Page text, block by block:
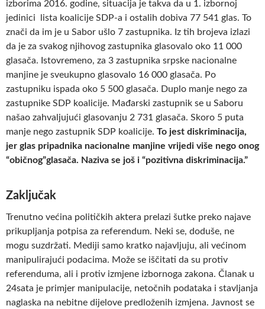
izborima 2016. godine, situacija je takva da u 1. izbornoj
jedinici lista koalicije SDP-a i ostalih dobiva 77 541 glas. To
znači da im je u Sabor ušlo 7 zastupnika. Iz tih brojeva izlazi
da je za svakog njihovog zastupnika glasovalo oko 11 000
glasača. Istovremeno, za 3 zastupnika srpske nacionalne
manjine je sveukupno glasovalo 16 000 glasača. Po
zastupniku ispada oko 5 500 glasača. Duplo manje nego za
zastupnike SDP koalicije. Mađarski zastupnik se u Saboru
našao zahvaljujući glasovanju 2 731 glasača. Skoro 5 puta
manje nego zastupnik SDP koalicije. To jest diskriminacija,
jer glas pripadnika nacionalne manjine vrijedi više nego onog
“običnog”glasača. Naziva se još i “pozitivna diskriminacija.”
Zaključak
Trenutno većina političkih aktera prelazi šutke preko najave
prikupljanja potpisa za referendum. Neki se, doduše, ne
mogu suzdržati. Mediji samo kratko najavljuju, ali većinom
manipulirajući podacima. Može se iščitati da su protiv
referenduma, ali i protiv izmjene izbornoga zakona. Članak u
24sata je primjer manipulacije, netočnih podataka i stavljanja
naglaska na nebitne dijelove predloženih izmjena. Javnost se